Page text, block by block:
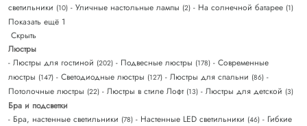
светильники (10) - Уличные настольные лампы (2) - На солнечной батарее (1)
Показать ещё 1
Скрыть
Люстры
- Люстры для гостиной (202) - Подвесные люстры (178) - Современные
люстры (147) - Светодиодные люстры (127) - Люстры для спальни (86) -
Потолочные люстры (22) - Люстры в стиле Лофт (13) - Люстры для детской (3)
Бра и подсветки
- Бра, настенные светильники (78) - Настенные LED светильники (46) - Гибкие